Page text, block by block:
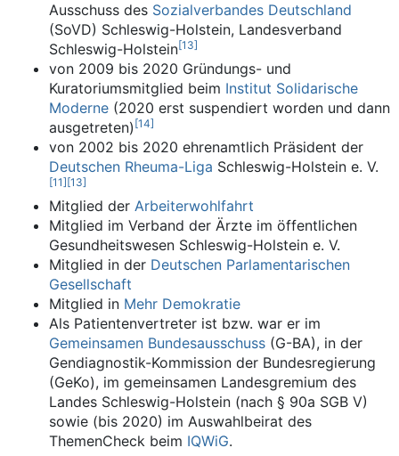
Ausschuss des Sozialverbandes Deutschland
(SoVD) Schleswig-Holstein, Landesverband
Schleswig-Holstein[13]
von 2009 bis 2020 Gründungs- und
Kuratoriumsmitglied beim Institut Solidarische
Moderne (2020 erst suspendiert worden und dann
ausgetreten) [14]
von 2002 bis 2020 ehrenamtlich Präsident der
Deutschen Rheuma-Liga Schleswig-Holstein e. V.
[11][13]
Mitglied der Arbeiterwohlfahrt
Mitglied im Verband der Ärzte im öffentlichen
Gesundheitswesen Schleswig-Holstein e. V.
Mitglied in der Deutschen Parlamentarischen
Gesellschaft
Mitglied in Mehr Demokratie
Als Patientenvertreter ist bzw. war er im
Gemeinsamen Bundesausschuss (G-BA), in der
Gendiagnostik-Kommission der Bundesregierung
(GeKo), im gemeinsamen Landesgremium des
Landes Schleswig-Holstein (nach § 90a SGB V)
sowie (bis 2020) im Auswahlbeirat des
ThemenCheck beim IQWiG.